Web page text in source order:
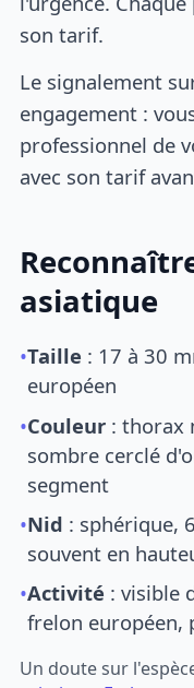
son tarif.
Le signalement
engagement :
professionnel de
avec son tarif
asiatique
•Taille : 17 à 30
européen
•Couleur : thorax
sombre cerclé
segment
•Nid : sphérique,
souvent en
•Activité : visible
frelon européen,
Un doute sur